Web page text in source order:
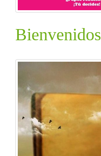
Bienvenidos